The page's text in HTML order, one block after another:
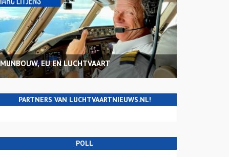
MIJNBOUW, EU EN LUCHTVAART
PARTNERS VAN LUCHTVAARTNIEUWS.NL!
POLL